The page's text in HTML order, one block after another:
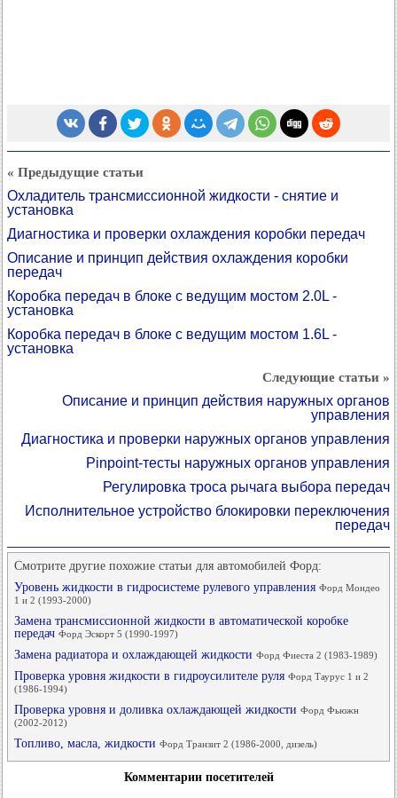
« Предыдущие статьи
Охладитель трансмиссионной жидкости - снятие и
установка
Диагностика и проверки охлаждения коробки передач
Описание и принцип действия охлаждения коробки
передач
Коробка передач в блоке с ведущим мостом 2.0L -
установка
Коробка передач в блоке с ведущим мостом 1.6L -
установка
Следующие статьи »
Описание и принцип действия наружных органов
управления
Диагностика и проверки наружных органов управления
Pinpoint-тесты наружных органов управления
Регулировка троса рычага выбора передач
Исполнительное устройство блокировки переключения
передач
Смотрите другие похожие статьи для автомобилей Форд:
Уровень жидкости в гидросистеме рулевого управления Форд Мондео
1 и 2 (1993-2000)
Замена трансмиссионной жидкости в автоматической коробке
передач Форд Эскорт 5 (1990-1997)
Замена радиатора и охлаждающей жидкости Форд Фиеста 2 (1983-1989)
Проверка уровня жидкости в гидроусилителе руля Форд Таурус 1 и 2
(1986-1994)
Проверка уровня и доливка охлаждающей жидкости Форд Фьюжн
(2002-2012)
Топливо, масла, жидкости Форд Транзит 2 (1986-2000, дизель)
Комментарии посетителей